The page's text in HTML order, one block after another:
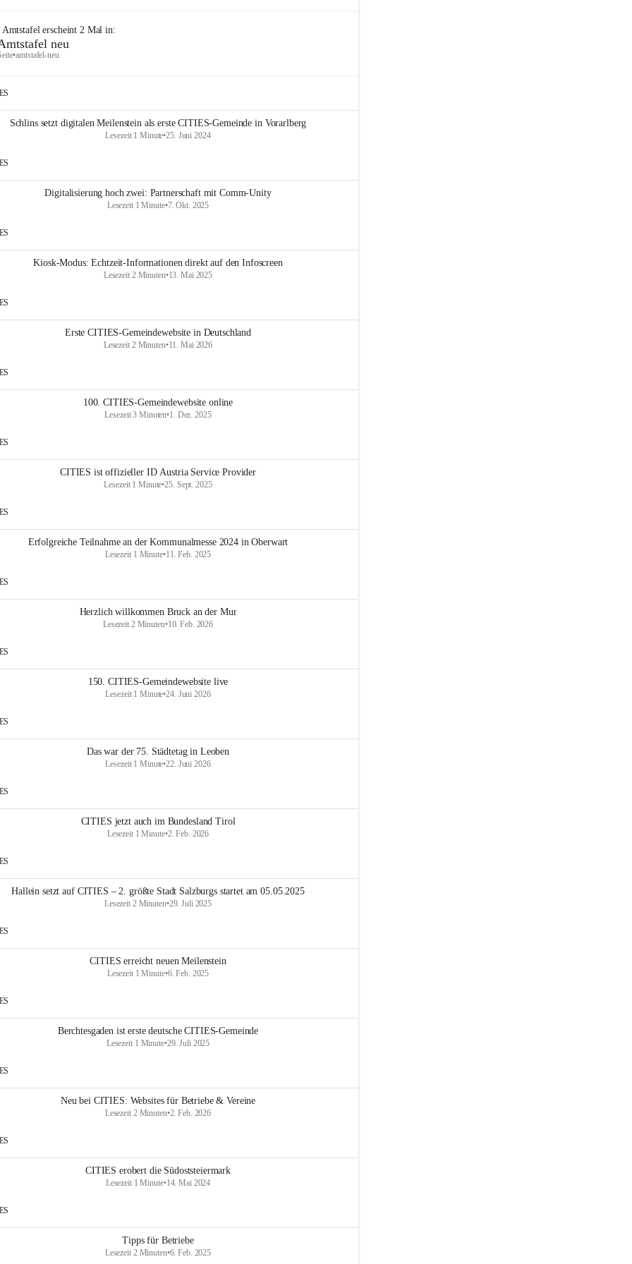
erscheint 2Mal in:
neu
•amtstafel-neu
Schlins setzt digitalen Meilenstein als erste CITIES-Gemeinde in Vorarlberg
Lesezeit 1 Minute•25. Juni 2024
Digitalisierung hoch zwei: Partnerschaft mit Comm-Unity
Lesezeit 1 Minute•7. Okt. 2025
Kiosk-Modus: Echtzeit-Informationen direkt auf den Infoscreen
Lesezeit 2 Minuten•13. Mai 2025
Erste CITIES-Gemeindewebsite in Deutschland
Lesezeit 2 Minuten•11. Mai 2026
100. CITIES-Gemeindewebsite online
Lesezeit 3 Minuten•1. Dez. 2025
CITIES ist offizieller ID Austria Service Provider
Lesezeit 1 Minute•25. Sept. 2025
Erfolgreiche Teilnahme an der Kommunalmesse 2024 in Oberwart
Lesezeit 1 Minute•11. Feb. 2025
Herzlich willkommen Bruck an der Mur
Lesezeit 2 Minuten•10. Feb. 2026
150. CITIES-Gemeindewebsite live
Lesezeit 1 Minute•24. Juni 2026
Das war der 75. Städtetag in Leoben
Lesezeit 1 Minute•22. Juni 2026
CITIES jetzt auch im Bundesland Tirol
Lesezeit 1 Minute•2. Feb. 2026
Hallein setzt auf CITIES – 2. größte Stadt Salzburgs startet am 05.05.2025
Lesezeit 2 Minuten•29. Juli 2025
CITIES erreicht neuen Meilenstein
Lesezeit 1 Minute•6. Feb. 2025
Berchtesgaden ist erste deutsche CITIES-Gemeinde
Lesezeit 1 Minute•29. Juli 2025
Neu bei CITIES: Websites für Betriebe & Vereine
Lesezeit 2 Minuten•2. Feb. 2026
CITIES erobert die Südoststeiermark
Lesezeit 1 Minute•14. Mai 2024
Tipps für Betriebe
Lesezeit 2 Minuten•6. Feb. 2025